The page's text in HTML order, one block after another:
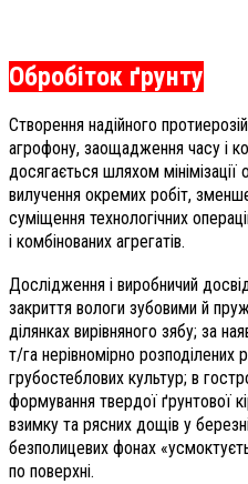
Обробіток ґрунту
Створення надійного
агрофону, заощадження часу і
досягається шляхом
вилучення окремих робіт,
суміщення технологічних
і комбінованих агрегатів.
Дослідження і виробничий
закриття вологи зубовими й
ділянках вирівняного зябу; за
т/га нерівномірно розподілених
грубостеблових культур; в
формування твердої ґрунтової
взимку та рясних дощів у
безполицевих фонах
по поверхні.